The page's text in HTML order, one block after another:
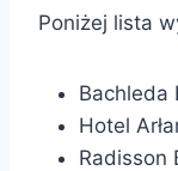
Poniżej lista
Bachleda
Hotel
Radisson